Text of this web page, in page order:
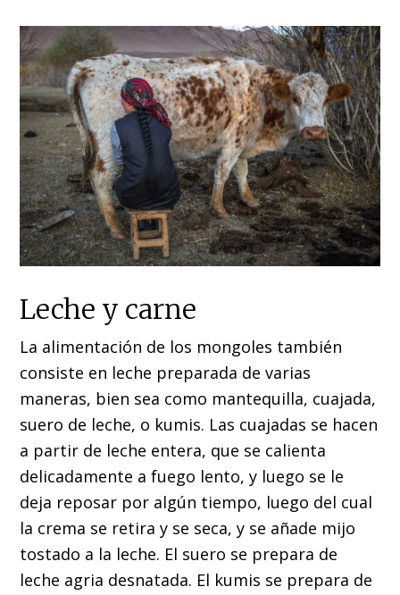
Leche y carne
La alimentación de los mongoles también
consiste en leche preparada de varias
maneras, bien sea como mantequilla, cuajada,
suero de leche, o kumis. Las cuajadas se hacen
a partir de leche entera, que se calienta
delicadamente a fuego lento, y luego se le
deja reposar por algún tiempo, luego del cual
la crema se retira y se seca, y se añade mijo
tostado a la leche. El suero se prepara de
leche agria desnatada. El kumis se prepara de